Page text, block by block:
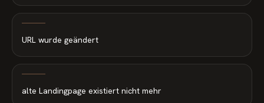
URL wurde geändert
alte Landingpage existiert nicht mehr